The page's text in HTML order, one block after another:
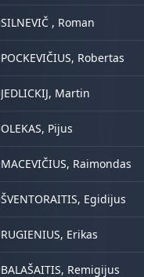
SILNEVIČ , Roman
POCKEVIČIUS, Robertas
JEDLICKIJ, Martin
OLEKAS, Pijus
MACEVIČIUS, Raimondas
ŠVENTORAITIS, Egidijus
RUGIENIUS, Erikas
BALAŠAITIS, Remigijus